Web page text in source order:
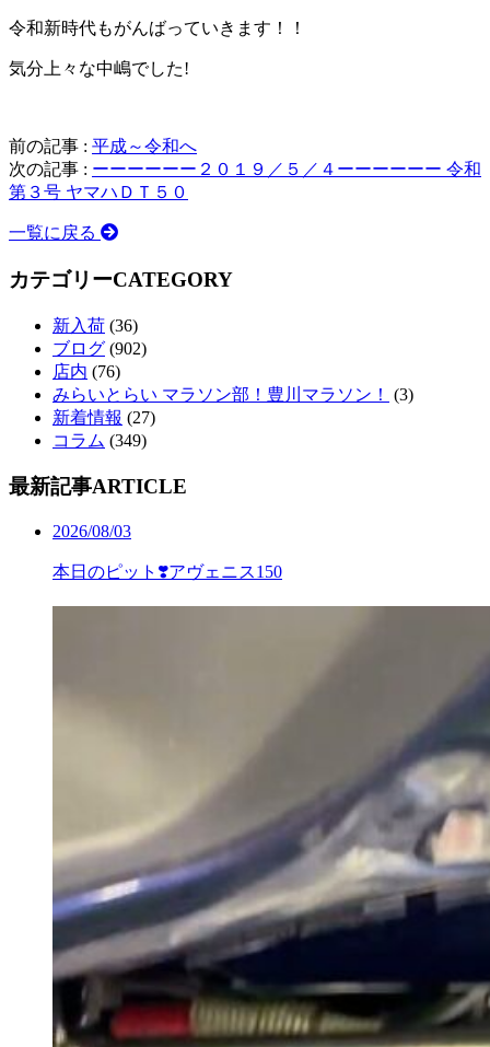
令和新時代もがんばっていきます！！
気分上々な中嶋でした!
前の記事 : 平成～令和へ
次の記事 : ーーーーーー２０１９／５／４ーーーーーー 令和
第３号 ヤマハＤＴ５０
一覧に戻る
カテゴリーCATEGORY
新入荷 (36)
ブログ (902)
店内 (76)
みらいとらい マラソン部！豊川マラソン！
(3)
新着情報 (27)
コラム (349)
最新記事ARTICLE
2026/08/03
本日のピット❣️アヴェニス150